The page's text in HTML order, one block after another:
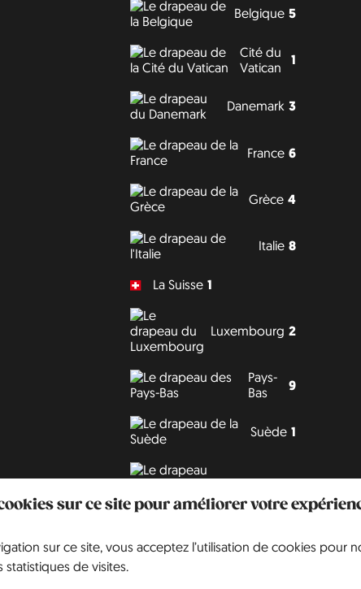
sur ce site pour améliorer votre
sur ce site, vous acceptez l’utilisation de cookies pour
de visites.
Belgique 5
Cité du
Vatican
1
Danemark 3
France 6
Grèce 4
Italie 8
La Suisse 1
Luxembourg 2
Pays-
Bas
9
Suède 1
Philipp J. Conrad Creative Commons: BY, NC, DA